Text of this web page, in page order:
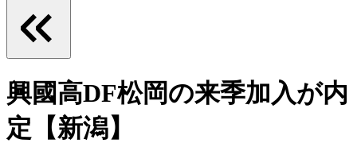
興國高DF松岡の来季加入が内
定【新潟】